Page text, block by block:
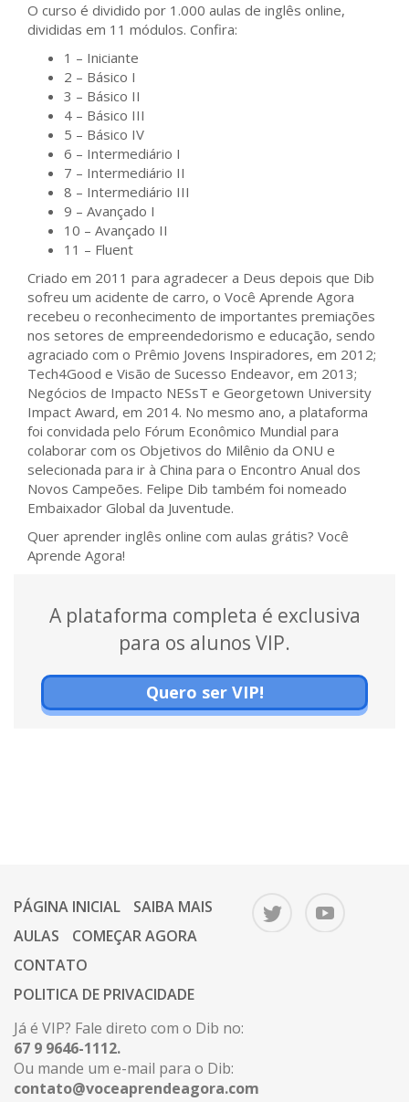
O curso é dividido por 1.000 aulas de inglês online,
divididas em 11 módulos. Confira:
1 – Iniciante
2 – Básico I
3 – Básico II
4 – Básico III
5 – Básico IV
6 – Intermediário I
7 – Intermediário II
8 – Intermediário III
9 – Avançado I
10 – Avançado II
11 – Fluent
Criado em 2011 para agradecer a Deus depois que Dib
sofreu um acidente de carro, o Você Aprende Agora
recebeu o reconhecimento de importantes premiações
nos setores de empreendedorismo e educação, sendo
agraciado com o Prêmio Jovens Inspiradores, em 2012;
Tech4Good e Visão de Sucesso Endeavor, em 2013;
Negócios de Impacto NESsT e Georgetown University
Impact Award, em 2014. No mesmo ano, a plataforma
foi convidada pelo Fórum Econômico Mundial para
colaborar com os Objetivos do Milênio da ONU e
selecionada para ir à China para o Encontro Anual dos
Novos Campeões. Felipe Dib também foi nomeado
Embaixador Global da Juventude.
Quer aprender inglês online com aulas grátis? Você
Aprende Agora!
A plataforma completa é exclusiva
para os alunos VIP.
Quero ser VIP!
PÁGINA INICIAL
SAIBA MAIS
AULAS
COMEÇAR AGORA
CONTATO
POLITICA DE PRIVACIDADE
Já é VIP? Fale direto com o Dib no:
67 9 9646-1112.
Ou mande um e-mail para o Dib:
contato@voceaprendeagora.com